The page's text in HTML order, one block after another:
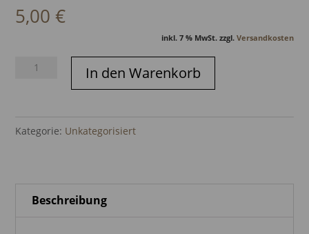
5,00 €
inkl. 7 % MwSt. zzgl. Versandkosten
DAM
Menge
In den Warenkorb
Kategorie: Unkategorisiert
Beschreibung